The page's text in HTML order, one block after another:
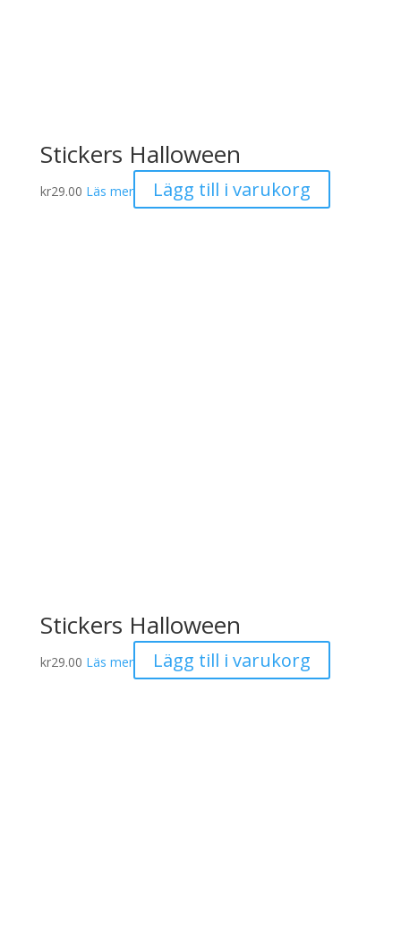
Stickers Halloween
kr29.00 Läs mer Lägg till i varukorg
Stickers Halloween
kr29.00 Läs mer Lägg till i varukorg